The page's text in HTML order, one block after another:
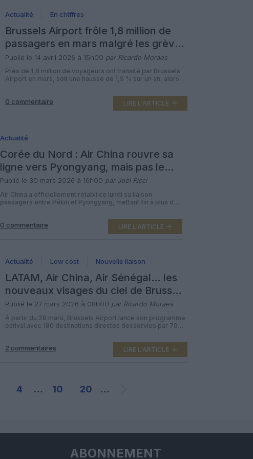
Actualité En chiffres
Brussels Airport frôle 1,8 million de
passagers en mars malgré les grèves
et le Moyen-Orient
Publié le 14 avril 2026 à 15h00 par Ricardo Moraes
Près de 1,8 million de voyageurs ont transité par Brussels
Airport en mars, soit une hausse de 1,9 % sur un an, alors
des vols vers le Moyen-Orient et une journée d’action
nationale en Belgique. Le fret, lui, s’envole avec une
0 commentaire LIRE L'ARTICLE
Actualité
Corée du Nord : Air China rouvre sa
ligne vers Pyongyang, mais pas le
pays aux touristes
Publié le 30 mars 2026 à 16h00 par Joël Ricci
Air China a officiellement rétabli ce lundi sa liaison
passagers entre Pékin et Pyongyang, mettant fin à plus de
progressive des connexions aériennes et ferroviaires
entre la Chine et la Corée du Nord. Cette reprise, très
encadrée, ne signifie pas pour autant une réouverture du
0 commentaire LIRE L'ARTICLE
Actualité Low cost Nouvelle liaison
LATAM, Air China, Air Sénégal… les
nouveaux visages du ciel de Brussels
Airport
Publié le 27 mars 2026 à 08h00 par Ricardo Moraes
À partir du 29 mars, Brussels Airport lance son programme
estival avec 180 destinations directes desservies par 70
Huit nouvelles liaisons – de São Paulo à Halifax, du
Kilimandjaro à Chengdu – viennent renforcer un réseau
intercontinental qui atteint désormais 41 destinations sans
2 commentaires LIRE L'ARTICLE
4 … 10 20 …
ABONNEMENT